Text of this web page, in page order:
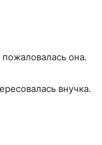
она.
внучка.